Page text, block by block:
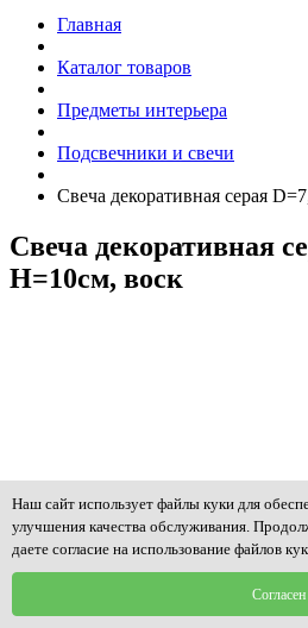
Главная
Каталог товаров
Предметы интерьера
Подсвечники и свечи
Cвеча декоративная серая
Cвеча декоративная
H=10см, воск
Наш сайт использует файлы куки для
улучшения качества обслуживания.
даете согласие на использование файлов
Согласен